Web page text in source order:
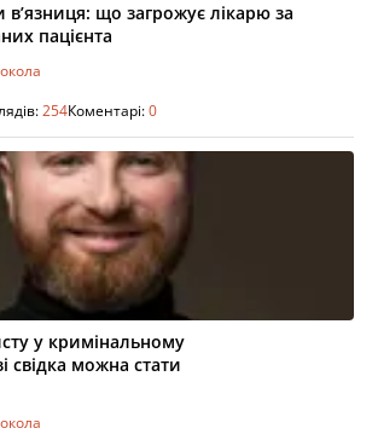
що загрожує лікарю за
пацієнта
254Коментарі:0
у кримінальному
свідка можна стати